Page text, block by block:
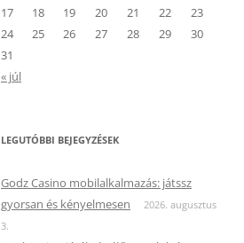
17
18 19 20 21 22
23
24
25 26 27 28 29
30
31
« júl
LEGUTÓBBI BEJEGYZÉSEK
Godz Casino mobilalkalmazás: játssz
gyorsan és kényelmesen
2026. augusztus
3.